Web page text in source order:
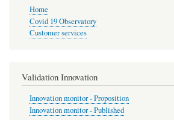
Home
Covid 19 Observatory
Customer services
Validation Innovation
Innovation monitor - Proposition
Innovation monitor - Published